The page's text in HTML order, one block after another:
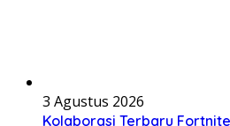
3 Agustus 2026
Kolaborasi Terbaru